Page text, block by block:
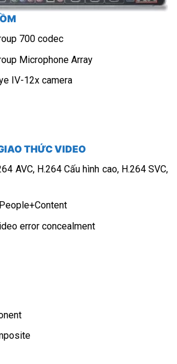
700 codec
Microphone Array
IV-12x camera
THỨC VIDEO
AVC, H.264 Cấu hình cao, H.264 SVC,
error concealment